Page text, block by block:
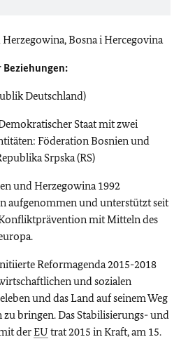
Bosna i Hercegovina
Deutschland)
Staat mit zwei
Föderation Bosnien und
Srpska (RS)
und Herzegowina 1992
aufgenommen und unterstützt seit
mit Mitteln des
Reformagenda 2015-2018
und sozialen
und das Land auf seinem Weg
bringen. Das Stabilisierungs- und
derEU trat 2015 in Kraft, am 15.